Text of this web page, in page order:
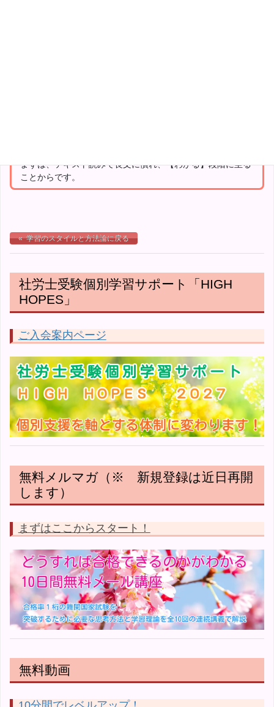
まずは、テキスト読みで長文に慣れ、【わかる】段階に至る
ことからです。
« 学習のスタイルと方法論に戻る
社労士受験個別学習サポート「HIGH
HOPES」
ご入会案内ページ
無料メルマガ（※ 新規登録は近日再開
します）
まずはここからスタート！
無料動画